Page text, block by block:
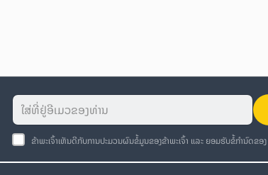
ຂ້າພະເຈົ້າເຫັນດີກັບການປະມວນຜົນຂໍ້ມູນຂອງຂ້າພະເຈົ້າ ແລະ ຍອມຮັບຂໍ້ກຳນົດຂອງ